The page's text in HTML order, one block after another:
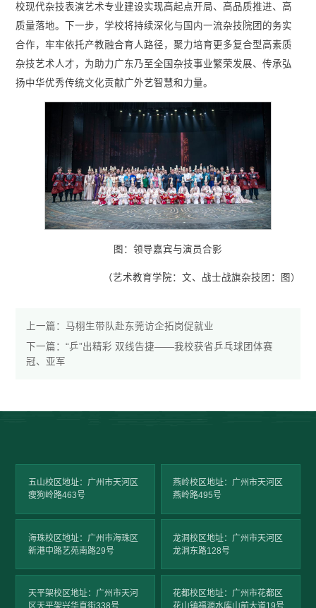
校现代杂技表演艺术专业建设实现高起点开局、高品质推进、高
质量落地。下一步，学校将持续深化与国内一流杂技院团的务实
合作，牢牢依托产教融合育人路径，聚力培育更多复合型高素质
杂技艺术人才，为助力广东乃至全国杂技事业繁荣发展、传承弘
扬中华优秀传统文化贡献广外艺智慧和力量。
图：领导嘉宾与演员合影
（艺术教育学院：文、战士战旗杂技团：图）
上一篇：马栩生带队赴东莞访企拓岗促就业
下一篇：“乒”出精彩 双线告捷——我校获省乒乓球团体赛
冠、亚军
五山校区地址：广州市天河区
瘦狗岭路463号
燕岭校区地址：广州市天河区
燕岭路495号
海珠校区地址：广州市海珠区
新港中路艺苑南路29号
龙洞校区地址：广州市天河区
龙洞东路128号
天平架校区地址：广州市天河
区天平架兴华直街338号
花都校区地址：广州市花都区
花山镇福源水库山前大道19号